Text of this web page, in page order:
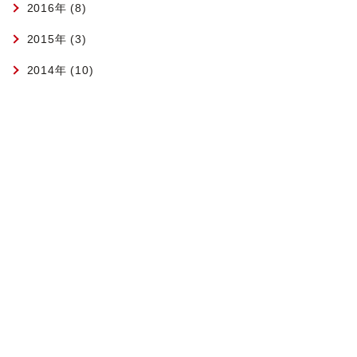
2016年 (8)
2015年 (3)
2014年 (10)